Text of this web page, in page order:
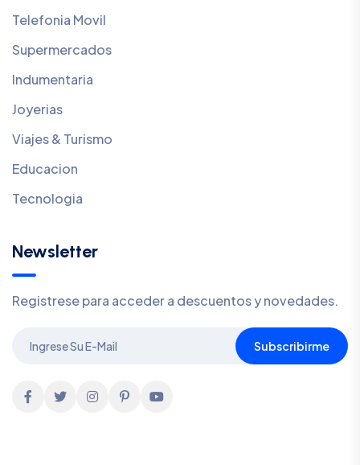
Telefonia Movil
Supermercados
Indumentaria
Joyerias
Viajes & Turismo
Educacion
Tecnologia
Newsletter
Registrese para acceder a descuentos y novedades.
Subscribirme